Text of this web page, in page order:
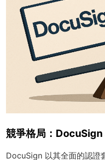
競爭格局：DocuSign
DocuSign 以其全面的認證